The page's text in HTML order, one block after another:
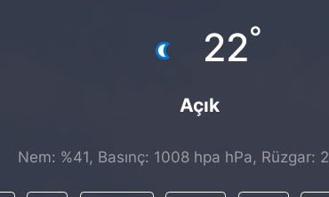
22°
Açık
Nem: %41, Basınç: 1008 hpa hPa, Rüzgar: